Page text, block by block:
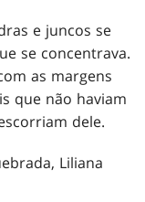
e juncos se
se concentrava.
as margens
que não haviam
dele.
Liliana